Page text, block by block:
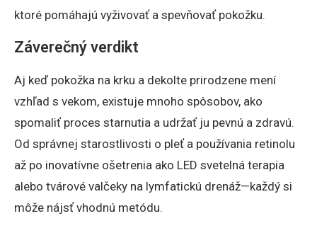
ktoré pomáhajú vyživovať a spevňovať pokožku.
Záverečný verdikt
Aj keď pokožka na krku a dekolte prirodzene mení
vzhľad s vekom, existuje mnoho spôsobov, ako
spomaliť proces starnutia a udržať ju pevnú a zdravú.
Od správnej starostlivosti o pleť a používania retinolu
až po inovatívne ošetrenia ako LED svetelná terapia
alebo tvárové valčeky na lymfatickú drenáž—každý si
môže nájsť vhodnú metódu.